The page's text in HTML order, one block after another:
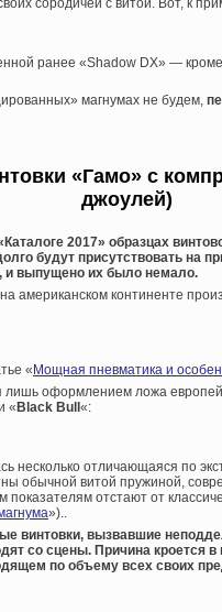
сородичей с витой. Вот, к
ранее «Shadow DX» —
магнумах не будем,
«Гамо» с
джоулей)
2017» образцах
будут присутствовать на
и выпущено их было немало.
американском континенте
« Мощная пневматика и
оформлением ложа
« Black Bull «:
несколько отличающаяся по
обычной витой пружиной,
отстают от
»)..
винтовки, вызвавшие
со сцены. Причина кроется
по объему всех своих